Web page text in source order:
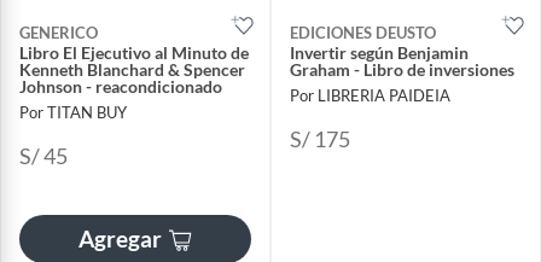
GENERICO
Libro El Ejecutivo al Minuto de
Kenneth Blanchard & Spencer
Johnson - reacondicionado
Por TITAN BUY
S/ 45
Agregar
EDICIONES DEUSTO
Invertir según Benjamin
Graham - Libro de inversiones
Por LIBRERIA PAIDEIA
S/ 175